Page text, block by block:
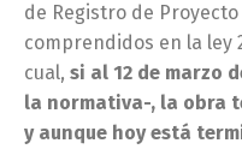
de Registro de
comprendidos en la ley
cual, si al 12 de marzo
la normativa-, la obra
y aunque hoy está